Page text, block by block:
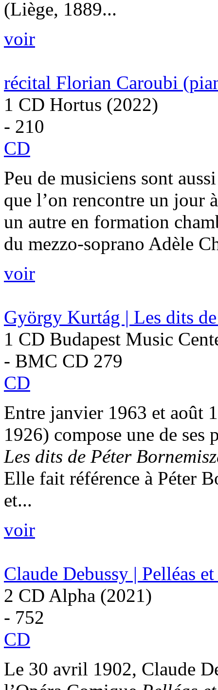
(Liège, 1889...
voir
récital Florian Caroubi
1 CD Hortus (2022)
- 210
CD
Peu de musiciens sont
que l’on rencontre un jour
un autre en formation
du mezzo-soprano Adèle
voir
György Kurtág | Les dits
1 CD Budapest Music
- BMC CD 279
CD
Entre janvier 1963 et août
1926) compose une de ses
Les dits de Péter
Elle fait référence à Péter
et...
voir
Claude Debussy | Pelléas
2 CD Alpha (2021)
- 752
CD
Le 30 avril 1902, Claude